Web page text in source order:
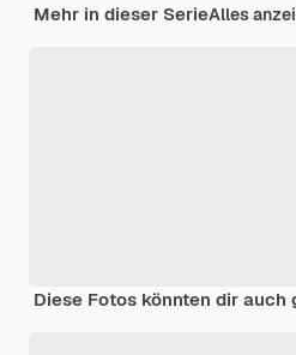
Mehr in dieser SerieAlles
Diese Fotos könnten dir auch